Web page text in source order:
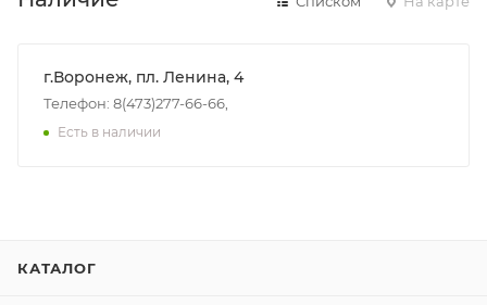
г.Воронеж, пл. Ленина, 4
Телефон: 8(473)277-66-66,
Есть в наличии
КАТАЛОГ